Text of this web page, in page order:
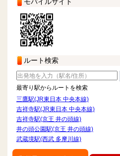
ルート検索
最寄り駅からルートを検索
三鷹駅(JR東日本 中央本線)
吉祥寺駅(JR東日本 中央本線)
吉祥寺駅(京王 井の頭線)
井の頭公園駅(京王 井の頭線)
武蔵境駅(西武 多摩川線)